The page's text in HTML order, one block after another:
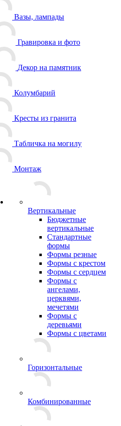
Вазы, лампады
Гравировка и фото
Декор на памятник
Колумбарий
Кресты из гранита
Табличка на могилу
Монтаж
Вертикальные
Бюджетные
вертикальные
Стандартные
формы
Формы резные
Формы с крестом
Формы с сердцем
Формы с
ангелами,
церквями,
мечетями
Формы с
деревьями
Формы с цветами
Горизонтальные
Комбинированные